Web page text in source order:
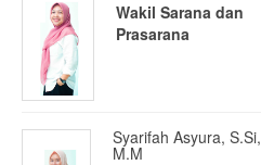
Wakil Sarana dan
Prasarana
Syarifah Asyura, S.Si,
M.M